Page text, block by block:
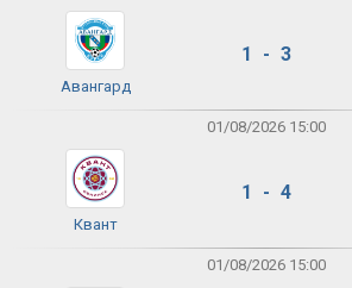
Авангард
1 - 3
01/08/2026 15:00
Квант
1 - 4
01/08/2026 15:00